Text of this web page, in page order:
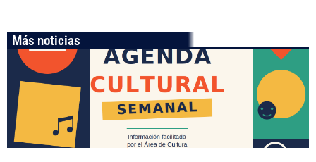
Más noticias